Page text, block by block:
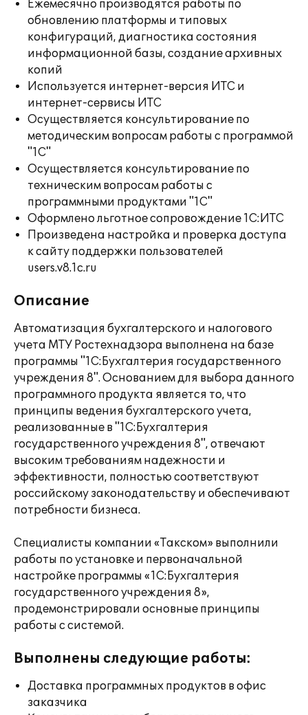
Ежемесячно производятся работы по
обновлению платформы и типовых
конфигураций, диагностика состояния
информационной базы, создание архивных
копий
Используется интернет-версия ИТС и
интернет-сервисы ИТС
Осуществляется консультирование по
методическим вопросам работы с программой
"1С"
Осуществляется консультирование по
техническим вопросам работы с
программными продуктами "1С"
Оформлено льготное сопровождение 1С:ИТС
Произведена настройка и проверка доступа
к сайту поддержки пользователей
users.v8.1c.ru
Описание
Автоматизация бухгалтерского и налогового
учета МТУ Ростехнадзора выполнена на базе
программы "1С:Бухгалтерия государственного
учреждения 8". Основанием для выбора данного
программного продукта является то, что
принципы ведения бухгалтерского учета,
реализованные в "1С:Бухгалтерия
государственного учреждения 8", отвечают
высоким требованиям надежности и
эффективности, полностью соответствуют
российскому законодательству и обеспечивают
потребности бизнеса.
Специалисты компании «Такском» выполнили
работы по установке и первоначальной
настройке программы «1С:Бухгалтерия
государственного учреждения 8»,
продемонстрировали основные принципы
работы с системой.
Выполнены следующие работы:
Доставка программных продуктов в офис
заказчика